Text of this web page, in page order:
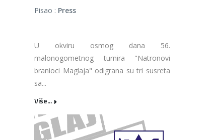
Pisao : Press
U okviru osmog dana 56.
malonogometnog turnira "Natronovi
branioci Maglaja" odigrana su tri susreta
sa...
Više...